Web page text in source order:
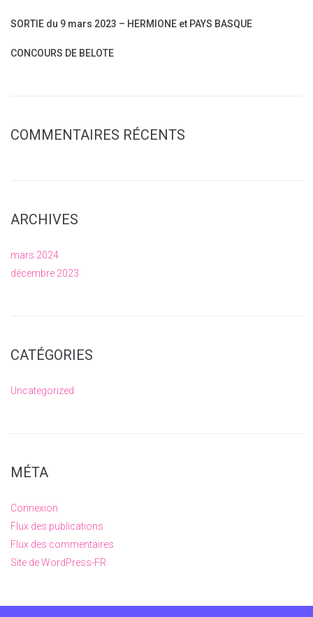
SORTIE du 9 mars 2023 – HERMIONE et PAYS BASQUE
CONCOURS DE BELOTE
COMMENTAIRES RÉCENTS
ARCHIVES
mars 2024
décembre 2023
CATÉGORIES
Uncategorized
MÉTA
Connexion
Flux des publications
Flux des commentaires
Site de WordPress-FR